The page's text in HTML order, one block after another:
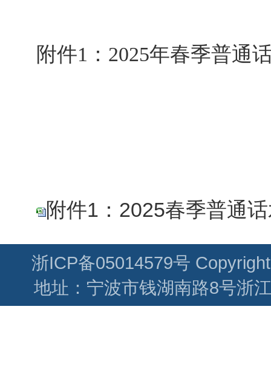
附件1 ： 2025年春季普通
附件1：2025春季普通
浙ICP备05014579号
地址：宁波市钱湖南路8号浙